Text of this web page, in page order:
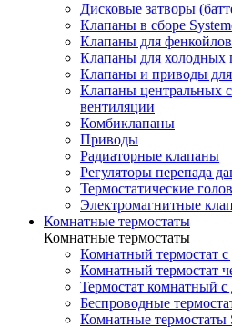
Дисковые затворы
Клапаны в сборе
Клапаны для
Клапаны для холодных
Клапаны и приводы
Клапаны центральных
вентиляции
Комбиклапаны
Приводы
Радиаторные клапаны
Регуляторы перепада
Термостатические
Электромагнитные
Комнатные термостаты
Комнатные термостаты
Комнатный термостат с
Комнатный термостат
Термостат комнатный
Беспроводные
Комнатные термостаты